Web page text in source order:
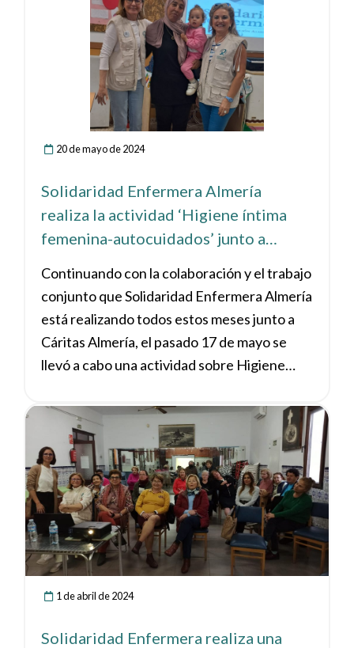
20 de mayo de 2024
Solidaridad Enfermera Almería
realiza la actividad ‘Higiene íntima
femenina-autocuidados’ junto a
Continuando con la colaboración y el trabajo
conjunto que Solidaridad Enfermera Almería
está realizando todos estos meses junto a
Cáritas Almería, el pasado 17 de mayo se
llevó a cabo una actividad sobre Higiene
Campohermoso (Níjar).
1 de abril de 2024
Solidaridad Enfermera realiza una
Ver noticia